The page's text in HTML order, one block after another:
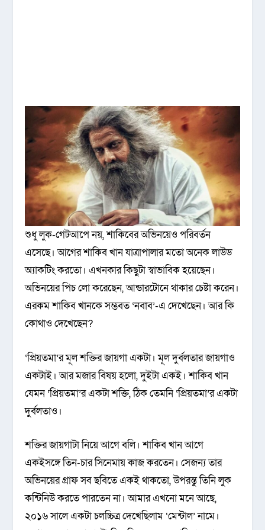
শুধু লুক-গেটআপে নয়, শাকিবের অভিনয়েও পরিবর্তন
এসেছে। আগের শাকিব খান যাত্রাপালার মতো অনেক লাউড
অ্যাকটিং করতো। এখনকার কিছুটা স্বাভাবিক হয়েছেন।
অভিনয়ের পিচ লো করেছেন, আন্ডারটোনে থাকার চেষ্টা করেন।
এরকম শাকিব খানকে সম্ভবত ‘নবাব’-এ দেখেছেন। আর কি
কোথাও দেখেছেন?
‘প্রিয়তমা’র মূল শক্তির জায়গা একটা। মূল দুর্বলতার জায়গাও
একটাই। আর মজার বিষয় হলো, দুইটা একই। শাকিব খান
যেমন ‘প্রিয়তমা’র একটা শক্তি, ঠিক তেমনি ‘প্রিয়তমা’র একটা
দুর্বলতাও।
শক্তির জায়গাটা নিয়ে আগে বলি। শাকিব খান আগে
একইসঙ্গে তিন-চার সিনেমায় কাজ করতেন। সেজন্য তার
অভিনয়ের গ্রাফ সব ছবিতে একই থাকতো, উপরন্তু তিনি লুক
কন্টিনিউ করতে পারতেন না। আমার এখনো মনে আছে,
২০১৬ সালে একটা চলচ্চিত্র দেখেছিলাম ‘মেন্টাল’ নামে।